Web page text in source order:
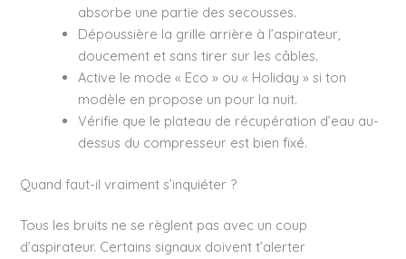
absorbe une partie des secousses.
Dépoussière la grille arrière à l’aspirateur,
doucement et sans tirer sur les câbles.
Active le mode « Eco » ou « Holiday » si ton
modèle en propose un pour la nuit.
Vérifie que le plateau de récupération d’eau au-
dessus du compresseur est bien fixé.
Quand faut-il vraiment s’inquiéter ?
Tous les bruits ne se règlent pas avec un coup
d’aspirateur. Certains signaux doivent t’alerter